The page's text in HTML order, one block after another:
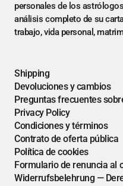
personales de los
análisis completo de su
trabajo, vida personal,
Shipping
Devoluciones y cambios
Preguntas frecuentes
Privacy Policy
Condiciones y términos
Contrato de oferta pública
Política de cookies
Formulario de renuncia al
Widerrufsbelehrung —